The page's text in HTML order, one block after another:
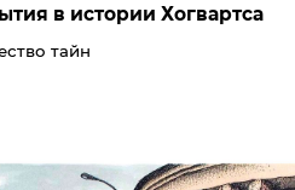
в истории Хогвартса
тайн